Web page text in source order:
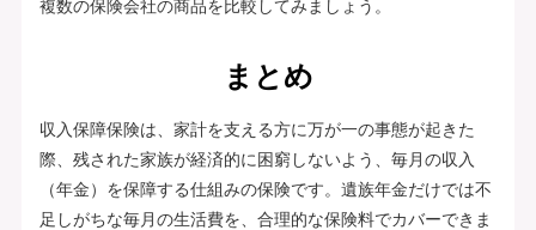
複数の保険会社の商品を比較してみましょう。
まとめ
収入保障保険は、家計を支える方に万が一の事態が起きた
際、残された家族が経済的に困窮しないよう、毎月の収入
（年金）を保障する仕組みの保険です。遺族年金だけでは不
足しがちな毎月の生活費を、合理的な保険料でカバーできま